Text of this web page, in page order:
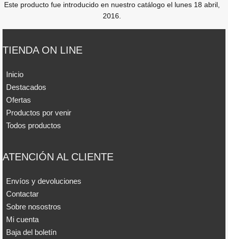
Este producto fue introducido en nuestro catálogo el lunes 18 abril,
2016.
TIENDA ON LINE
Inicio
Destacados
Ofertas
Productos por venir
Todos productos
ATENCIÓN AL CLIENTE
Envíos y devoluciones
Contactar
Sobre nosostros
Mi cuenta
Baja del boletín